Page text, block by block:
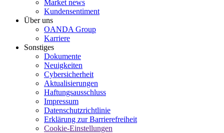
Market news
Kundensentiment
Über uns
OANDA Group
Karriere
Sonstiges
Dokumente
Neuigkeiten
Cybersicherheit
Aktualisierungen
Haftungsausschluss
Impressum
Datenschutzrichtlinie
Erklärung zur Barrierefreiheit
Cookie-Einstellungen